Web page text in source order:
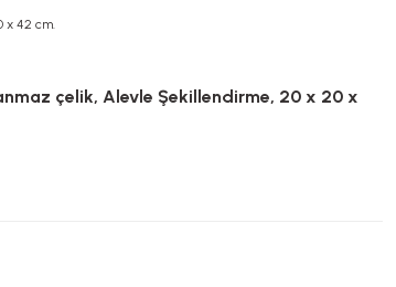
x 42 cm.
çelik, Alevle Şekillendirme, 20 x 20 x